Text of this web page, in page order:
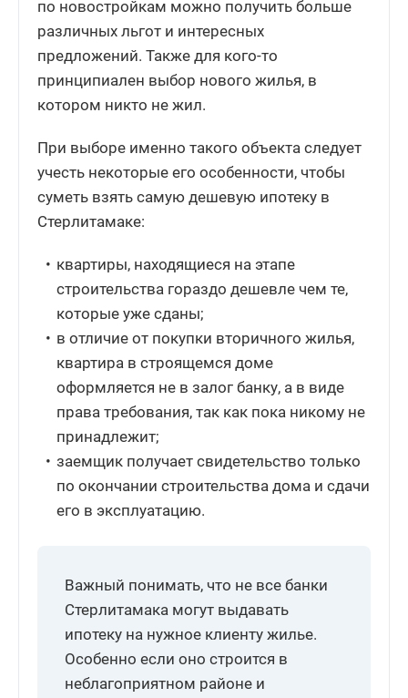
по новостройкам можно получить больше
различных льгот и интересных
предложений. Также для кого-то
принципиален выбор нового жилья, в
котором никто не жил.
При выборе именно такого объекта следует
учесть некоторые его особенности, чтобы
суметь взять самую дешевую ипотеку в
Стерлитамаке:
квартиры, находящиеся на этапе
строительства гораздо дешевле чем те,
которые уже сданы;
в отличие от покупки вторичного жилья,
квартира в строящемся доме
оформляется не в залог банку, а в виде
права требования, так как пока никому не
принадлежит;
заемщик получает свидетельство только
по окончании строительства дома и сдачи
его в эксплуатацию.
Важный понимать, что не все банки
Стерлитамака могут выдавать
ипотеку на нужное клиенту жилье.
Особенно если оно строится в
неблагоприятном районе и